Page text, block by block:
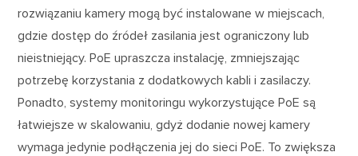
rozwiązaniu kamery mogą być instalowane w miejscach,
gdzie dostęp do źródeł zasilania jest ograniczony lub
nieistniejący. PoE upraszcza instalację, zmniejszając
potrzebę korzystania z dodatkowych kabli i zasilaczy.
Ponadto, systemy monitoringu wykorzystujące PoE są
łatwiejsze w skalowaniu, gdyż dodanie nowej kamery
wymaga jedynie podłączenia jej do sieci PoE. To zwiększa